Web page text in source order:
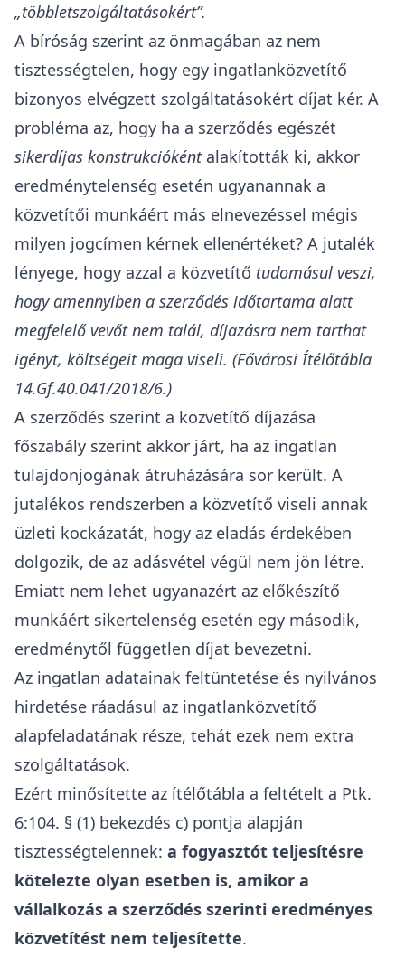
„többletszolgáltatásokért”.
A bíróság szerint az önmagában az nem
tisztességtelen, hogy egy ingatlanközvetítő
bizonyos elvégzett szolgáltatásokért díjat kér. A
probléma az, hogy ha a szerződés egészét
sikerdíjas konstrukciókéntalakították ki, akkor
eredménytelenség esetén ugyanannak a
közvetítői munkáért más elnevezéssel mégis
milyen jogcímen kérnek ellenértéket? A jutalék
lényege, hogy azzal a közvetítő tudomásul veszi,
hogy amennyiben a szerződés időtartama alatt
megfelelő vevőt nem talál, díjazásra nem tarthat
igényt, költségeit maga viseli. (Fővárosi Ítélőtábla
14.Gf.40.041/2018/6.)
A szerződés szerint a közvetítő díjazása
főszabály szerint akkor járt, ha az ingatlan
tulajdonjogának átruházására sor került. A
jutalékos rendszerben a közvetítő viseli annak
üzleti kockázatát, hogy az eladás érdekében
dolgozik, de az adásvétel végül nem jön létre.
Emiatt nem lehet ugyanazért az előkészítő
munkáért sikertelenség esetén egy második,
eredménytől független díjat bevezetni.
Az ingatlan adatainak feltüntetése és nyilvános
hirdetése ráadásul az ingatlanközvetítő
alapfeladatának része, tehát ezek nem extra
szolgáltatások.
Ezért minősítette az ítélőtábla a feltételt a Ptk.
6:104. § (1) bekezdés c) pontja alapján
tisztességtelennek: a fogyasztót teljesítésre
kötelezte olyan esetben is, amikor a
vállalkozás a szerződés szerinti eredményes
közvetítést nem teljesítette.